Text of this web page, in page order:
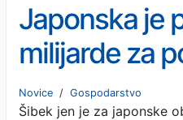
Japonska je
milijarde za
Zakaj ukrepi
Novice / Gospodarstvo
Šibek jen je za japonske